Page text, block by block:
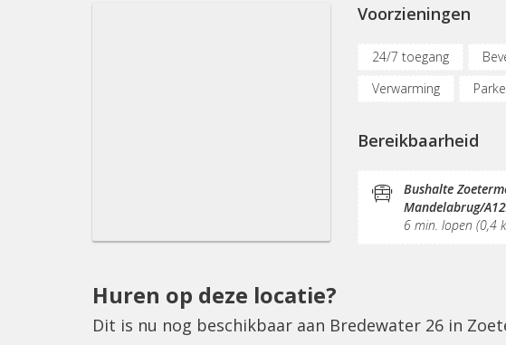
Voorzieningen
24/7 toegang
Verwarming
Restaurant
Bereikbaarheid
Bushalte
Mandelabrug/
6 min. lopen (0,4
Huren op deze locatie?
Dit is nu nog beschikbaar aan Bredewater 26 in